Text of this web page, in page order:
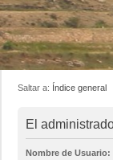
Saltar a: Índice general
El
Nombre de Usuario: